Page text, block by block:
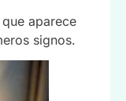
aparece
signos.